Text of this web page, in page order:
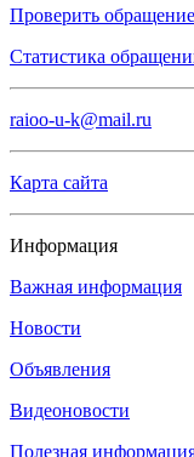
Проверить обращение
Статистика
raioo-u-k@mail.ru
Карта сайта
Информация
Важная информация
Новости
Объявления
Видеоновости
Полезная